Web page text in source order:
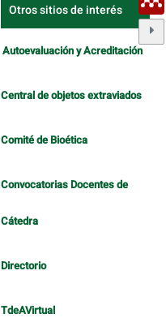
Otros sitios de interés
Autoevaluación y Acreditación
Central de objetos extraviados
Comité de Bioética
Convocatorias Docentes de
Cátedra
Directorio
TdeAVirtual